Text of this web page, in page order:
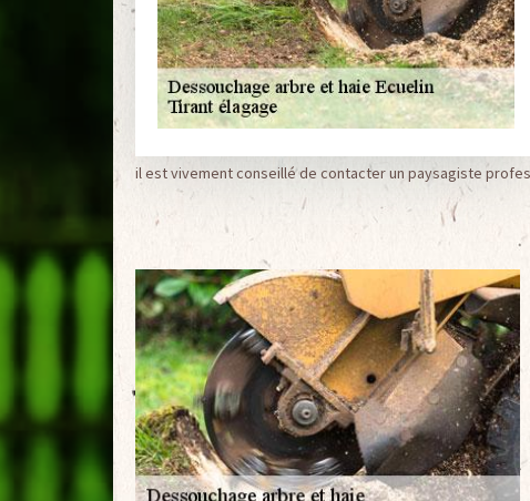
il est vivement conseillé de contacter un paysagiste